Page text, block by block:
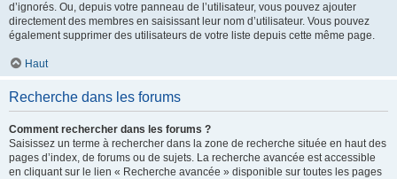
d’ignorés. Ou, depuis votre panneau de l’utilisateur, vous pouvez ajouter
directement des membres en saisissant leur nom d’utilisateur. Vous pouvez
également supprimer des utilisateurs de votre liste depuis cette même page.
Haut
Recherche dans les forums
Comment rechercher dans les forums ?
Saisissez un terme à rechercher dans la zone de recherche située en haut des
pages d’index, de forums ou de sujets. La recherche avancée est accessible
en cliquant sur le lien « Recherche avancée » disponible sur toutes les pages